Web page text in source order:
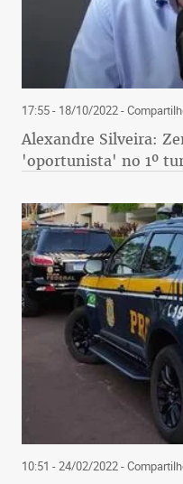
17:55 - 18/10/2022-
Alexandre Silveira:
'oportunista' no 1º
10:51 - 24/02/2022-